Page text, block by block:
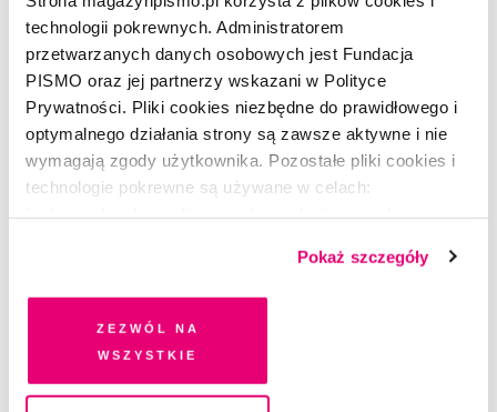
technologii pokrewnych. Administratorem
przetwarzanych danych osobowych jest Fundacja
PISMO oraz jej partnerzy wskazani w Polityce
Prywatności. Pliki cookies niezbędne do prawidłowego i
optymalnego działania strony są zawsze aktywne i nie
wymagają zgody użytkownika. Pozostałe pliki cookies i
technologie pokrewne są używane w celach:
dobrowolną zgodę na pliki cookies i technologie
pokrewne, zgadzasz się na przechowywanie informacji
na Twoim urządzeniu końcowym lub dostęp do niego i
przetwarzanie danych. Zgodę na wszystkie lub niektóre
chwili wycofać lub ponowić w zakładce "Ustawienia
Pokaż szczegóły
Zezwól na
wszystkie
W KADRZE
Korzenie – podróż w poszukiwaniu
tożsamości #7